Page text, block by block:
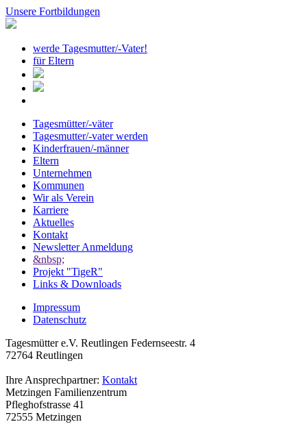
Unsere Fortbildungen
werde Tagesmutter/-Vater!
für Eltern
Tagesmütter/-väter
Tagesmutter/-vater werden
Kinderfrauen/-männer
Eltern
Unternehmen
Kommunen
Wir als Verein
Karriere
Aktuelles
Kontakt
Newsletter Anmeldung
&nbsp;
Projekt "TigeR"
Links & Downloads
Impressum
Datenschutz
Tagesmütter e.V. Reutlingen Federnseestr. 4
72764 Reutlingen
Ihre Ansprechpartner: Kontakt
Metzingen Familienzentrum
Pfleghofstrasse 41
72555 Metzingen